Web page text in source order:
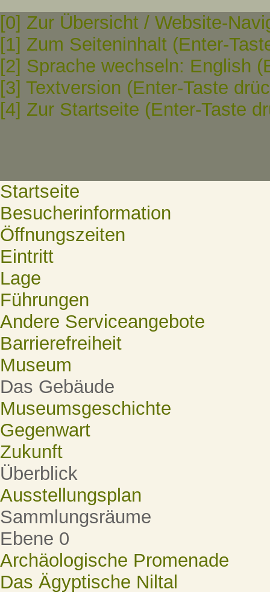
[0] Zur Übersicht / Website-
[1] Zum Seiteninhalt (Enter-
[2] Sprache wechseln: English
[3] Textversion (Enter-Taste
[4] Zur Startseite (Enter-Taste
Startseite
Besucherinformation
Öffnungszeiten
Eintritt
Lage
Führungen
Andere Serviceangebote
Barrierefreiheit
Museum
Das Gebäude
Museumsgeschichte
Gegenwart
Zukunft
Überblick
Ausstellungsplan
Sammlungsräume
Ebene 0
Archäologische Promenade
Das Ägyptische Niltal